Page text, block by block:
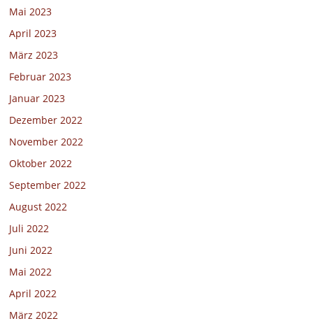
Mai 2023
April 2023
März 2023
Februar 2023
Januar 2023
Dezember 2022
November 2022
Oktober 2022
September 2022
August 2022
Juli 2022
Juni 2022
Mai 2022
April 2022
März 2022